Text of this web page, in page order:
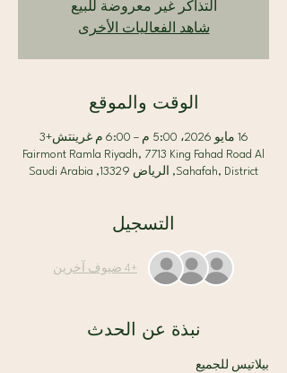
التذاكر غير معروضة للبيع
شاهد الفعاليات الأخرى
الوقت والموقع
16 مايو 2026، 5:00 م – 6:00 م غرينتش+3
Fairmont Ramla Riyadh, 7713 King Fahad Road Al
Sahafah, District, الرياض 13329, Saudi Arabia
التسجيل
+4 ضيوف آخرين
نبذة عن الحدث
بيلاتيس للجميع